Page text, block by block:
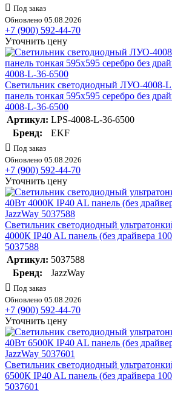
Под заказ
Обновлено 05.08.2026
+7 (900) 592-44-70
Уточнить цену
Светильник светодиодный ЛУО-4008-
панель тонкая 595х595 серебро без
4008-L-36-6500
Артикул: LPS-4008-L-36-6500
Бренд:
EKF
Под заказ
Обновлено 05.08.2026
+7 (900) 592-44-70
Уточнить цену
Светильник светодиодный
4000К IP40 AL панель (без драйвера
5037588
Артикул: 5037588
Бренд:
JazzWay
Под заказ
Обновлено 05.08.2026
+7 (900) 592-44-70
Уточнить цену
Светильник светодиодный
6500К IP40 AL панель (без драйвера
5037601